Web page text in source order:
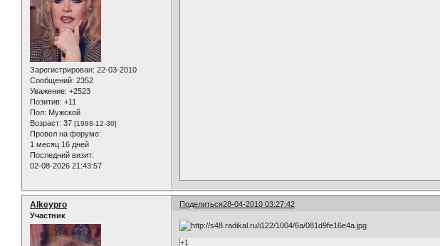
Зарегистрирован: 22-03-2010
Сообщений: 2352
Уважение: +2523
Позитив: +11
Пол: Мужской
Возраст: 37 [1988-12-30]
Провел на форуме:
1 месяц 16 дней
Последний визит:
02-08-2026 21:43:57
Поделиться28-04-2010 03:27:42
Alkeypro
Участник
+1